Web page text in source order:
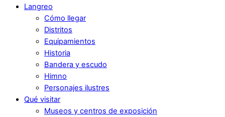
Langreo
Cómo llegar
Distritos
Equipamientos
Historia
Bandera y escudo
Himno
Personajes ilustres
Qué visitar
Museos y centros de exposición